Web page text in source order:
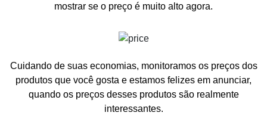
mostrar se o preço é muito alto agora.
Cuidando de suas economias, monitoramos os preços dos
produtos que você gosta e estamos felizes em anunciar,
quando os preços desses produtos são realmente
interessantes.